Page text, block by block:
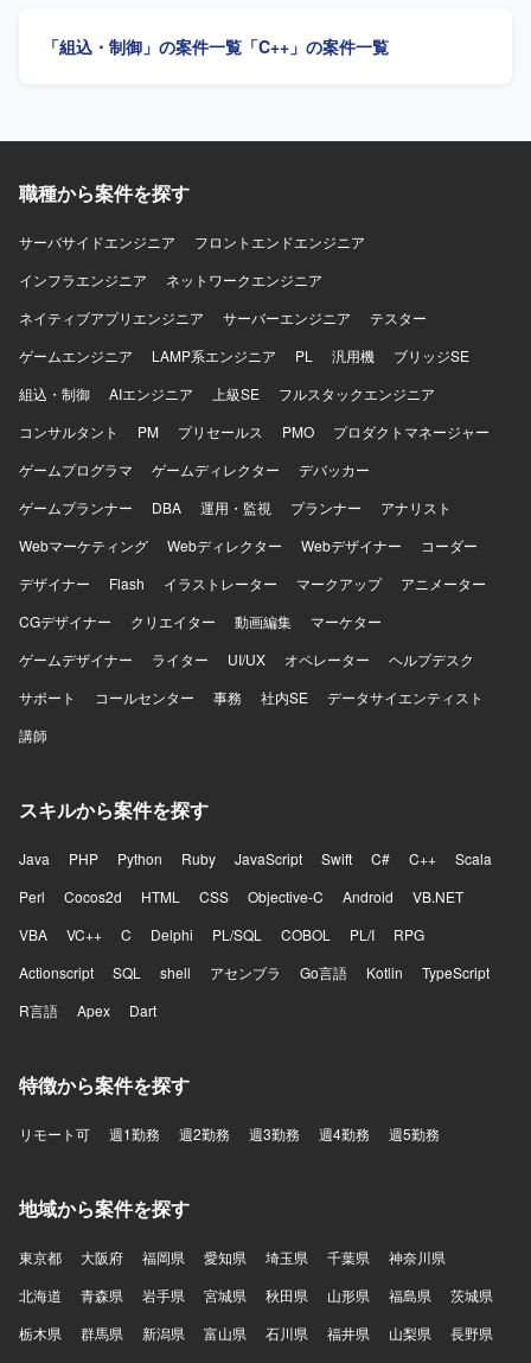
整を行いつつ推進していける方を求めています。オブジェ
発の上流から試験まで一貫して携わることができます。
ツール利用経験を活かしながら、長期的にスキルアップで
境はμITRONとなります。主な使用言語はC++およびCで
合があります。
「組込・制御」の案件一覧 「C++」の案件一覧
職種から案件を探す
サーバサイドエンジニア
フロントエンドエンジニア
インフラエンジニア
ネットワークエンジニア
ネイティブアプリエンジニア
サーバーエンジニア
テスター
ゲームエンジニア
LAMP系エンジニア PL 汎用機
ブリッジSE
組込・制御
AIエンジニア 上級SE
フルスタックエンジニア
コンサルタント
PM プリセールス PMO
プロダクトマネージャー
ゲームプログラマ
ゲームディレクター
デバッカー
ゲームプランナー
DBA 運用・監視 プランナー
アナリスト
Webマーケティング
Webディレクター Webデザイナー
コーダー
デザイナー
Flash イラストレーター マークアップ
アニメーター
CGデザイナー
クリエイター 動画編集
マーケター
ゲームデザイナー
ライター UI/UX オペレーター
ヘルプデスク
サポート
コールセンター 事務 社内SE
データサイエンティスト
講師
スキルから案件を探す
Java PHP Python Ruby JavaScript Swift C# C++
Scala
Perl
Cocos2d HTML CSS Objective-C Android
VB.NET
VBA
VC++ C Delphi PL/SQL COBOL PL/I
RPG
Actionscript
SQL shell アセンブラ Go言語 Kotlin
TypeScript
R言語
Apex Dart
特徴から案件を探す
リモート可 週1勤務 週2勤務 週3勤務 週4勤務 週5勤務
地域から案件を探す
東京都 大阪府 福岡県 愛知県 埼玉県 千葉県
神奈川県
北海道
青森県 岩手県 宮城県 秋田県 山形県 福島県
茨城県
栃木県
群馬県 新潟県 富山県 石川県 福井県 山梨県
長野県